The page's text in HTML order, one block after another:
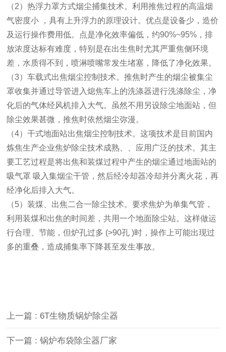
（2）热浮力罩方式烟尘捕集技术。利用推焦过程的高温烟
气密度小 ，具有上升浮力的原理设计。优点是设备少，造价
及运行操作费用低。点是净化效率偏低，约90%~95%，排
放浓度达标有难度，特别是在出生焦时尤其严重焦侧环境
差，水质得不到，喷淋喷嘴常发生堵塞，降低了净化效果。
（3）车载式出焦烟尘控制技术。推焦时产生的烟尘被集尘
罩收集并通过导管进入熄焦车上的洗涤器进行洗涤除尘，净
化后的气体经风机排入大气。虽然不用另设除尘地面站，但
除尘效果甚微，推焦时依然烟尘弥漫。
（4）干式地面站出焦烟尘控制技术。这项技术是目前国内
炼焦生产企业焦炉除尘技术成熟、、应用广泛的技术。其主
要工艺过程是将出焦和装煤过程中产生的烟尘通过地面站的
吸气罩 吸入集烟尘干管，然后经冷却器冷却并分离火花，再
经净化后排入大气。
（5）装煤、出焦二合一除尘技术。要求焦炉为单集气管，
利用装煤和出焦的时间差，共用一个地面除尘站。这样做运
行合理、节能，但炉孔过多 (>90孔 )时，操作上可能出现过
多的重叠，造成捕集率下降甚至发生事故。
上一篇 : 6T生物质锅炉除尘器
下一篇 : 锅炉布袋除尘器厂家